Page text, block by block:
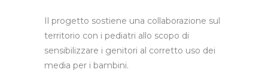
Il progetto sostiene una collaborazione sul
territorio con i pediatri allo scopo di
sensibilizzare i genitori al corretto uso dei
media per i bambini.